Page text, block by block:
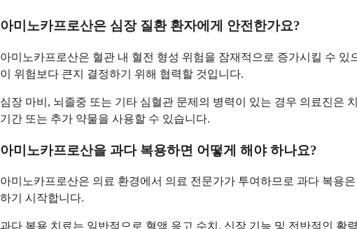
아미노카프로산은 심장 질환 환자에게 안전한가요?
아미노카프로산은 혈관 내 혈전 형성 위험을 잠재적으로 증가시킬 수
이 위험보다 큰지 결정하기 위해 협력할 것입니다.
심장 마비, 뇌졸중 또는 기타 심혈관 문제의 병력이 있는 경우 의료진은
기간 또는 추가 약물을 사용할 수 있습니다.
아미노카프로산을 과다 복용하면 어떻게 해야 하나요?
아미노카프로산은 의료 환경에서 의료 전문가가 투여하므로 과다 복용
하기 시작합니다.
과다 복용 치료는 일반적으로 혈액 응고 수치, 신장 기능 및 전반적인 활